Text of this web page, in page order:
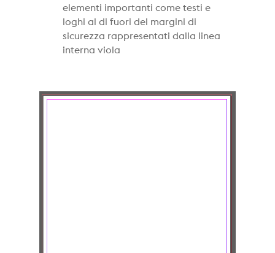
elementi importanti come testi e
loghi al di fuori del margini di
sicurezza rappresentati dalla linea
interna viola